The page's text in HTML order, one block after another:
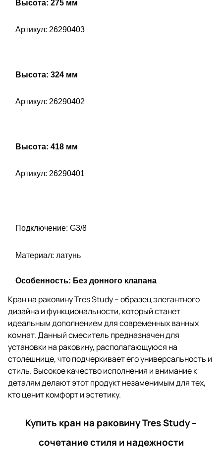
Высота: 275 мм
Артикул: 26290403
Высота: 324 мм
Артикул: 26290402
Высота: 418 мм
Артикул: 26290401
Подключение: G3/8
Материал: латунь
Особенность: Без донного клапана
Кран на раковину Tres Study – образец элегантного
дизайна и функциональности, который станет
идеальным дополнением для современных ванных
комнат. Данный смеситель предназначен для
установки на раковину, располагающуюся на
столешнице, что подчеркивает его универсальность и
стиль. Высокое качество исполнения и внимание к
деталям делают этот продукт незаменимым для тех,
кто ценит комфорт и эстетику.
Купить кран на раковину Tres Study –
сочетание стиля и надежности